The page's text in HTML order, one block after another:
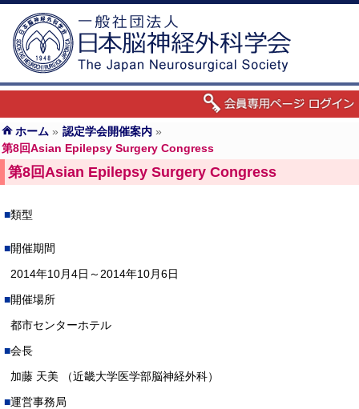
ホーム » 認定学会開催案内 »
第8回Asian Epilepsy Surgery Congress
第8回Asian Epilepsy Surgery Congress
類型
開催期間
2014年10月4日～2014年10月6日
開催場所
都市センターホテル
会長
加藤 天美 （近畿大学医学部脳神経外科）
運営事務局